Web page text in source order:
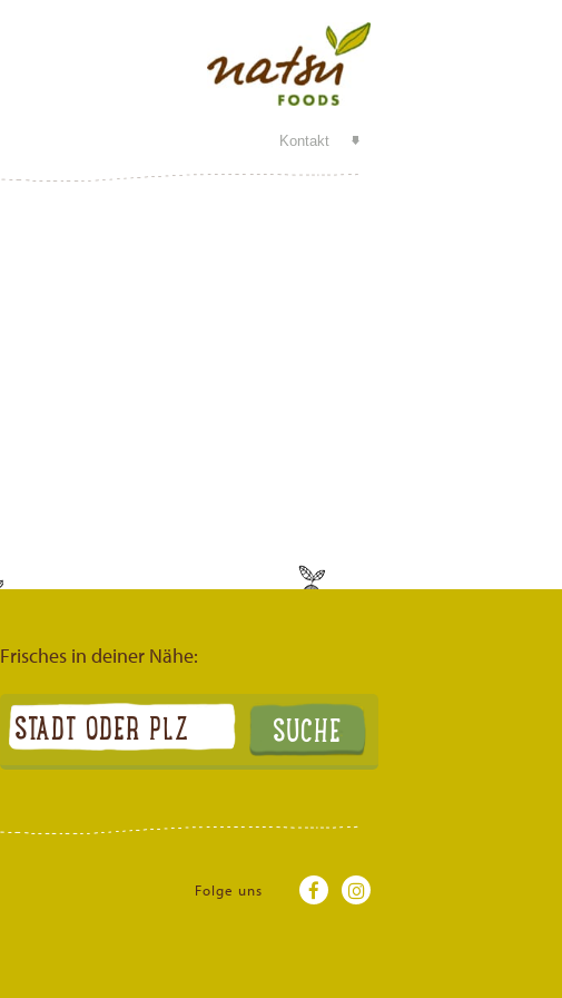
Kontakt
Frisches in deiner Nähe:
Folge uns